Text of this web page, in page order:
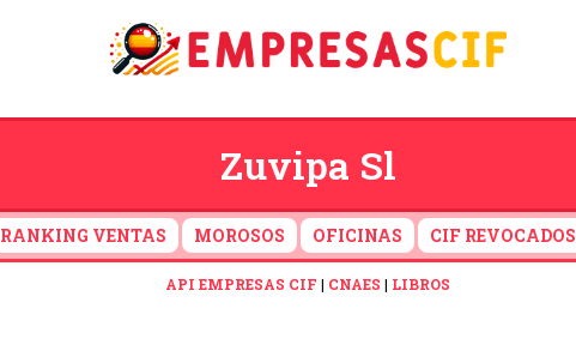
Zuvipa Sl
RANKING VENTAS MOROSOS OFICINAS CIF REVOCADOS
API EMPRESAS CIF | CNAES | LIBROS